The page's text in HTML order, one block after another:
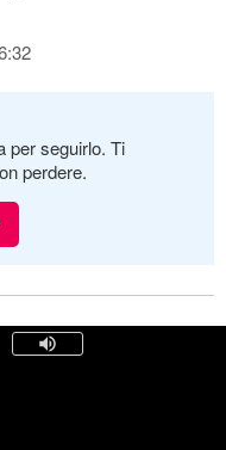
per seguirlo. Ti
perdere.